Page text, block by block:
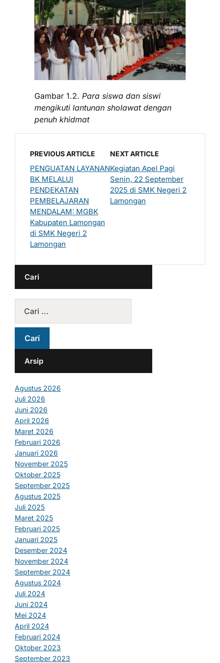
Gambar 1.2. Para siswa dan siswi
mengikuti lantunan sholawat dengan
penuh khidmat
PREVIOUS ARTICLE
PENGUATAN LAYANAN
BK MELALUI
PENDEKATAN
PEMBELAJARAN
MENDALAM: MGBK
Kabupaten Lamongan
di SMK Negeri 2
Lamongan
NEXT ARTICLE
Kegiatan Apel Pagi
Senin, 22 September
2025 di SMK Negeri 2
Lamongan
Cari
Arsip
Agustus 2026
Juli 2026
Juni 2026
April 2026
Maret 2026
Februari 2026
Januari 2026
November 2025
Oktober 2025
September 2025
Agustus 2025
Juli 2025
Maret 2025
Februari 2025
Januari 2025
Desember 2024
November 2024
September 2024
Agustus 2024
Juli 2024
Juni 2024
Mei 2024
April 2024
Februari 2024
Oktober 2023
September 2023